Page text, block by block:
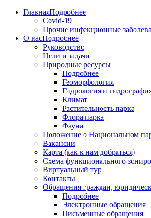
ГлавнаяПодробнее
Covid-19
Прочие инфекционные
О насПодробнее
Руководство
Цели и задачи
Природные ресурсы
Подробнее
Геоморфология
Гидрология и
Климат
Растительность парка
Флора парка
Фауна
Положение о Национальном
Вакансии
Карта (как к нам добраться)
Схема функционального
Виртуальный тур
Контакты
Обращения граждан,
Подробнее
Электронные обращения
Письменные обращения